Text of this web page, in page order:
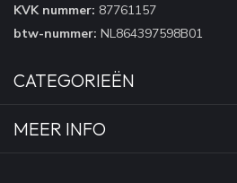
KVK nummer: 87761157
btw-nummer: NL864397598B01
CATEGORIEËN
MEER INFO